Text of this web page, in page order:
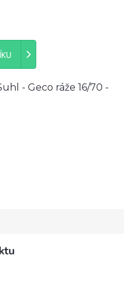
- Geco ráže 16/70 -